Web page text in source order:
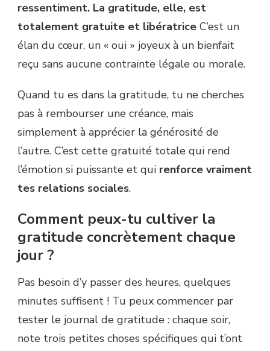
ressentiment. La gratitude, elle, est
totalement gratuite et libératrice C’est un
élan du cœur, un « oui » joyeux à un bienfait
reçu sans aucune contrainte légale ou morale.
Quand tu es dans la gratitude, tu ne cherches
pas à rembourser une créance, mais
simplement à apprécier la générosité de
l’autre. C’est cette gratuité totale qui rend
l’émotion si puissante et qui renforce vraiment
tes relations sociales.
Comment peux-tu cultiver la
gratitude concrètement chaque
jour ?
Pas besoin d’y passer des heures, quelques
minutes suffisent ! Tu peux commencer par
tester le journal de gratitude : chaque soir,
note trois petites choses spécifiques qui t’ont